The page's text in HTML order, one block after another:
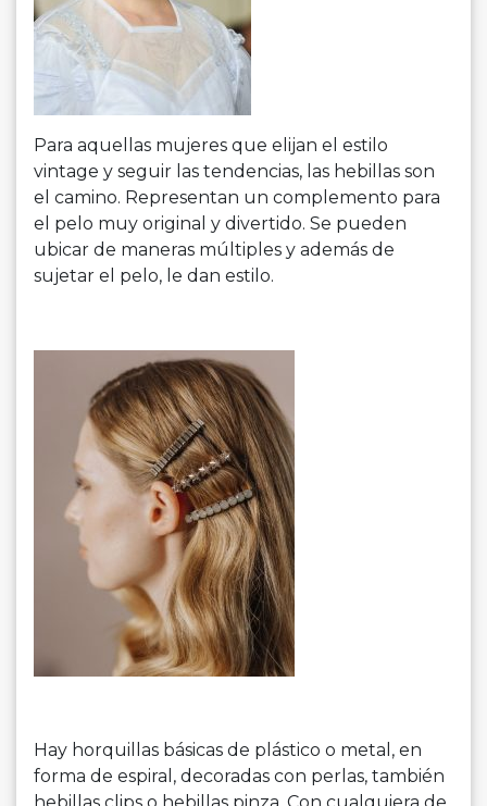
Para aquellas mujeres que elijan el estilo
vintage y seguir las tendencias, las hebillas son
el camino. Representan un complemento para
el pelo muy original y divertido. Se pueden
ubicar de maneras múltiples y además de
sujetar el pelo, le dan estilo.
Hay horquillas básicas de plástico o metal, en
forma de espiral, decoradas con perlas, también